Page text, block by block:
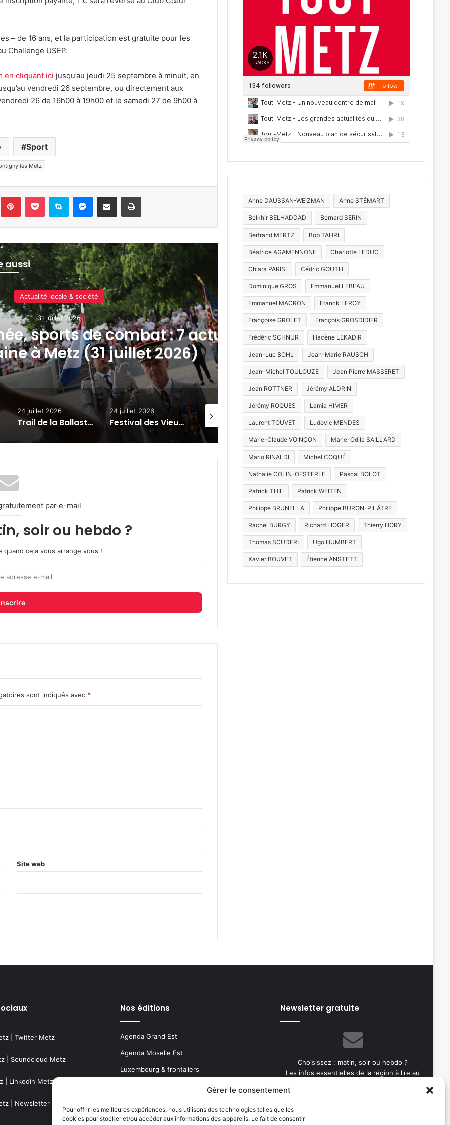
Gérer le consentement
Pour offrir les meilleures expériences, nous utilisons des technologies telles que les
cookies pour stocker et/ou accéder aux informations des appareils. Le fait de consentir
– de 16 ans, et la participation est gratuite pour les
Challenge USEP.
en cliquant ici jusqu’au jeudi 25 septembre à minuit, en
vendredi 26 septembre, ou directement aux
26 de 16h00 à 19h00 et le samedi 27 de 9h00 à
Sport
les Metz
PinterestPocket Skype Messenger
Partager par e-mail Imprimer
aussi
Actualité locale & société
31 juillet 2026
sports de combat : 7 actus
à Metz (31 juillet 2026)
Trail de la
date,
24 juillet 2026
Trail de la Ballastière 2026 à Hagondange : date, parcours, inscriptions
24 juillet 2026
Festival des Vieux Baquets : la Montée Historique de Val de Bride revient les 25 et 26 juillet 2026
24 juillet 2026
Kayak, fin des soldes, Constellations : 7 actus de la semaine à Metz Métropole (24 juillet 2026)
6 août 2026
par e-mail
soir ou hebdo ?
quand cela vous arrange vous !
sont indiqués avec *
Site web
Anne DAUSSAN-WEIZMAN Anne STÉMART
Belkhir BELHADDAD Bernard SERIN
Bertrand MERTZ Bob TAHRI
Béatrice AGAMENNONE Charlotte LEDUC
Chiara PARISI Cédric GOUTH
Dominique GROS Emmanuel LEBEAU
Emmanuel MACRON Franck LEROY
Françoise GROLET François GROSDIDIER
Frédéric SCHNUR Hacène LEKADIR
Jean-Luc BOHL Jean-Marie RAUSCH
Jean-Michel TOULOUZE Jean Pierre MASSERET
Jean ROTTNER Jérémy ALDRIN
Jérémy ROQUES Lamia HIMER
Laurent TOUVET Ludovic MENDES
Marie-Claude VOINÇON Marie-Odile SAILLARD
Mario RINALDI Michel COQUÉ
Nathalie COLIN-OESTERLE Pascal BOLOT
Patrick THIL Patrick WEITEN
Philippe BRUNELLA Philippe BURON-PILÂTRE
Rachel BURGY Richard LIOGER Thierry HORY
Thomas SCUDERI Ugo HUMBERT
Xavier BOUVET Étienne ANSTETT
| Twitter Metz
| Soundcloud Metz
| Linkedin Metz
| Newsletter Metz
Nos éditions
Agenda Grand Est
Agenda Moselle Est
Luxembourg & frontaliers
Thionville & Moselle Nord
Newsletter gratuite
Choisissez : matin, soir ou hebdo ?
Les infos essentielles de la région à lire au
votre